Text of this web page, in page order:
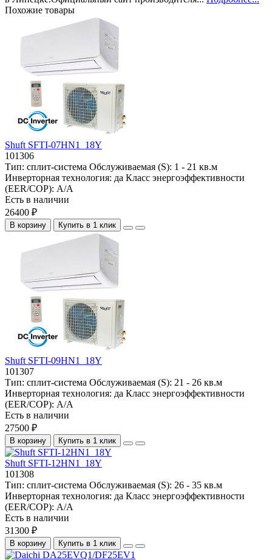
Похожие товары
Shuft SFTI-07HN1_18Y
101306
Тип: сплит-система Обслуживаемая (S): 1 - 21 кв.м
Инверторная технология: да Класс энергоэффективности
(EER/COP): A/A
Есть в наличии
26400 ₽
В корзину Купить в 1 клик
Shuft SFTI-09HN1_18Y
101307
Тип: сплит-система Обслуживаемая (S): 21 - 26 кв.м
Инверторная технология: да Класс энергоэффективности
(EER/COP): A/A
Есть в наличии
27500 ₽
В корзину Купить в 1 клик
Shuft SFTI-12HN1_18Y
101308
Тип: сплит-система Обслуживаемая (S): 26 - 35 кв.м
Инверторная технология: да Класс энергоэффективности
(EER/COP): A/A
Есть в наличии
31300 ₽
В корзину Купить в 1 клик